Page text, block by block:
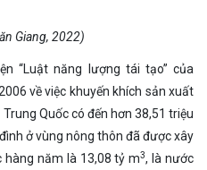
Giang, 2022)
“Luật năng lượng tái tạo” của
về việc khuyến khích sản xuất
Quốc có đến hơn 38,51 triệu
ở vùng nông thôn đã được xây
hàng năm là 13,08 tỷ m3, là nước